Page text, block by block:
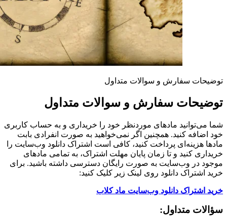
توضیحات سفارش و سوالات متداول
توضیحات سفارش و سوالات متداول
شما می‌توانید مادهای موردنظر خود را خریداری و به حساب کاربری
خود اضافه کنید. همچنین اگر نمی‌خواهید به صورت انفرادی بابت
مادها هزینه‌ای پرداخت کنید، کافی است اشتراک دانلود وب‌سایت را
خریداری کنید و تا زمان پایان مهلت اشتراک، به تمامی مادهای
موجود در وب‌سایت به صورت رایگان دسترسی داشته باشید. برای
خرید اشتراک دانلود روی لینک زیر کلیک کنید:
خرید اشتراک دانلود وب‌سایت ماد کلاب
سؤالات متداول: